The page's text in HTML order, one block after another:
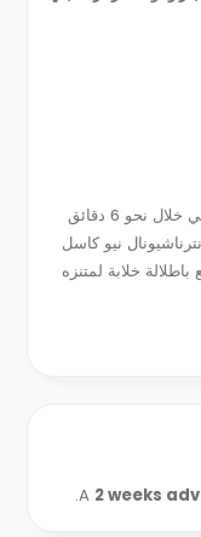
باقامتك بالمبني يمكنك الوصول بكل سهولة في خلال نحو 6 دقائق
نيو كاسل
خلابة لمتنزه
A 2 weeks